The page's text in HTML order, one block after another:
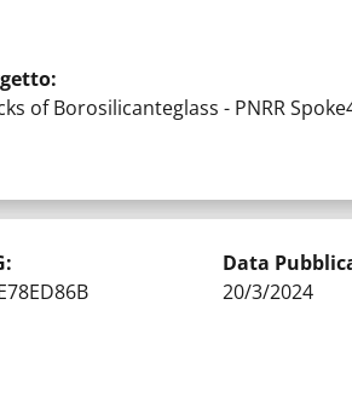
:
of Borosilicanteglass - PNRR
DELLA GARA GARE
:
Data
20/3/2024